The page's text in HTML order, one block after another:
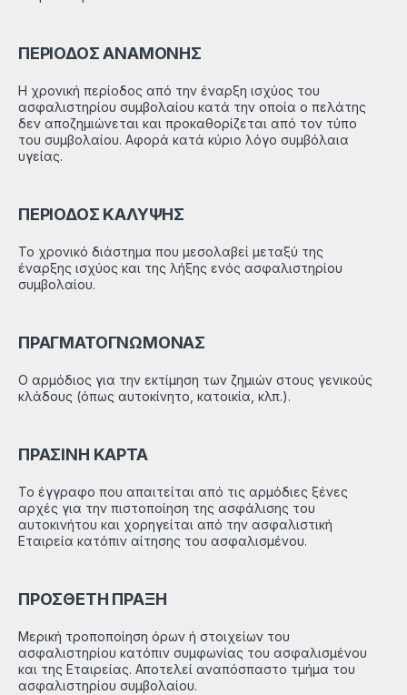
ΠΕΡΙΟΔΟΣ ΑΝΑΜΟΝΗΣ
Η χρονική περίοδος από την έναρξη ισχύος του
ασφαλιστηρίου συμβολαίου κατά την οποία ο πελάτης
δεν αποζημιώνεται και προκαθορίζεται από τον τύπο
του συμβολαίου. Αφορά κατά κύριο λόγο συμβόλαια
υγείας.
ΠΕΡΙΟΔΟΣ ΚΑΛΥΨΗΣ
Το χρονικό διάστημα που μεσολαβεί μεταξύ της
έναρξης ισχύος και της λήξης ενός ασφαλιστηρίου
συμβολαίου.
ΠΡΑΓΜΑΤΟΓΝΩΜΟΝΑΣ
Ο αρμόδιος για την εκτίμηση των ζημιών στους γενικούς
κλάδους (όπως αυτοκίνητο, κατοικία, κλπ.).
ΠΡΑΣΙΝΗ ΚΑΡΤΑ
Το έγγραφο που απαιτείται από τις αρμόδιες ξένες
αρχές για την πιστοποίηση της ασφάλισης του
αυτοκινήτου και χορηγείται από την ασφαλιστική
Εταιρεία κατόπιν αίτησης του ασφαλισμένου.
ΠΡΟΣΘΕΤΗ ΠΡΑΞΗ
Μερική τροποποίηση όρων ή στοιχείων του
ασφαλιστηρίου κατόπιν συμφωνίας του ασφαλισμένου
και της Εταιρείας. Αποτελεί αναπόσπαστο τμήμα του
ασφαλιστηρίου συμβολαίου.